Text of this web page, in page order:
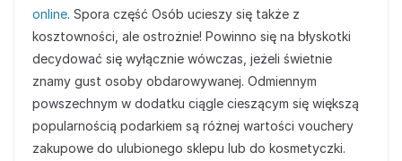
online. Spora część Osób ucieszy się także z
kosztowności, ale ostrożnie! Powinno się na błyskotki
decydować się wyłącznie wówczas, jeżeli świetnie
znamy gust osoby obdarowywanej. Odmiennym
powszechnym w dodatku ciągle cieszącym się większą
popularnością podarkiem są różnej wartości vouchery
zakupowe do ulubionego sklepu lub do kosmetyczki.